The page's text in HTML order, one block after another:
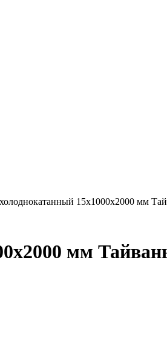
15х1000х2000 мм
мм